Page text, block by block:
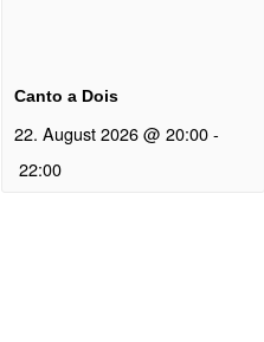
Canto a Dois
22. August 2026 @ 20:00-
22:00